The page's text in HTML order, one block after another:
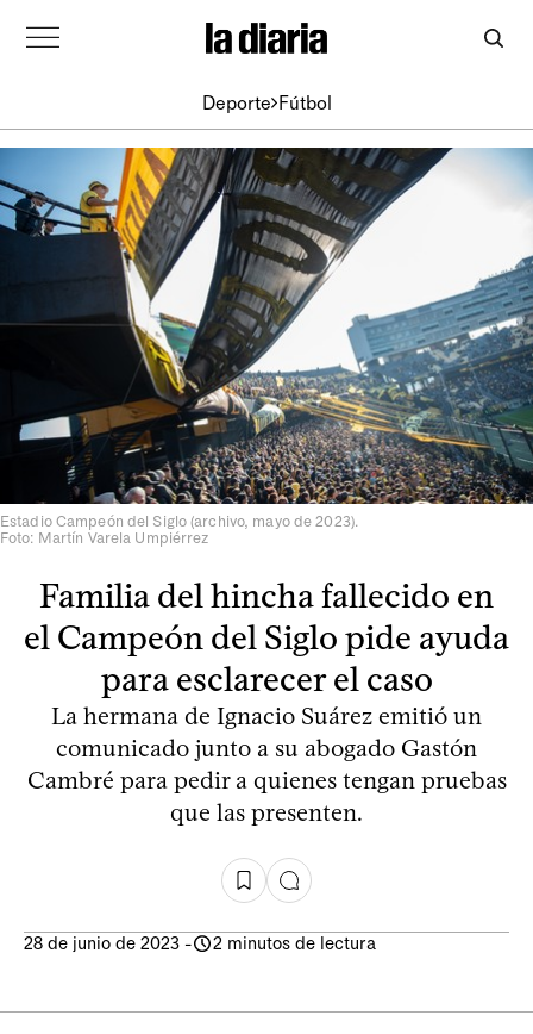
Deporte Fútbol
Estadio Campeón del Siglo (archivo, mayo de 2023).
Foto: Martín Varela Umpiérrez
Familia del hincha fallecido en
el Campeón del Siglo pide ayuda
para esclarecer el caso
La hermana de Ignacio Suárez emitió un
comunicado junto a su abogado Gastón
Cambré para pedir a quienes tengan pruebas
que las presenten.
28 de junio de 2023 - 2 minutos de lectura